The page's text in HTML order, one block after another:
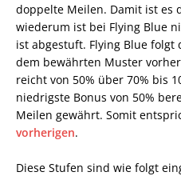
doppelte Meilen. Damit ist es
wiederum ist bei Flying Blue
ist abgestuft. Flying Blue
dem bewährten Muster
reicht von 50% über 70% bis
niedrigste Bonus von 50%
Meilen gewährt. Somit
vorherigen.
Diese Stufen sind wie folgt